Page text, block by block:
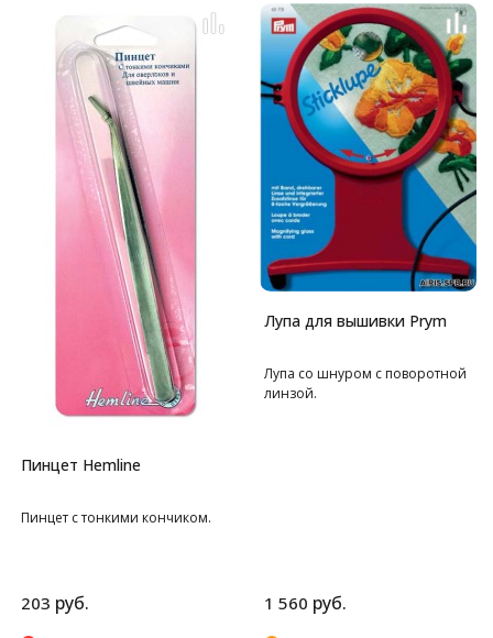
Пинцет Hemline
Пинцет с тонкими кончиком.
203 руб.
Лупа для вышивки Prym
Лупа со шнуром с поворотной
линзой.
1 560 руб.